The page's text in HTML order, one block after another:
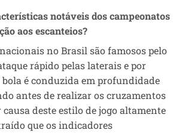
notáveis dos campeonatos
aos escanteios?
no Brasil são famosos pelo
rápido pelas laterais e por
bola é conduzida em profundidade
antes de realizar os cruzamentos
causa deste estilo de jogo altamente
que os indicadores